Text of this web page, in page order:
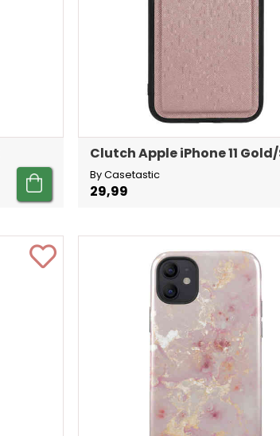
Clutch Apple iPhone 11
By Casetastic
29,99